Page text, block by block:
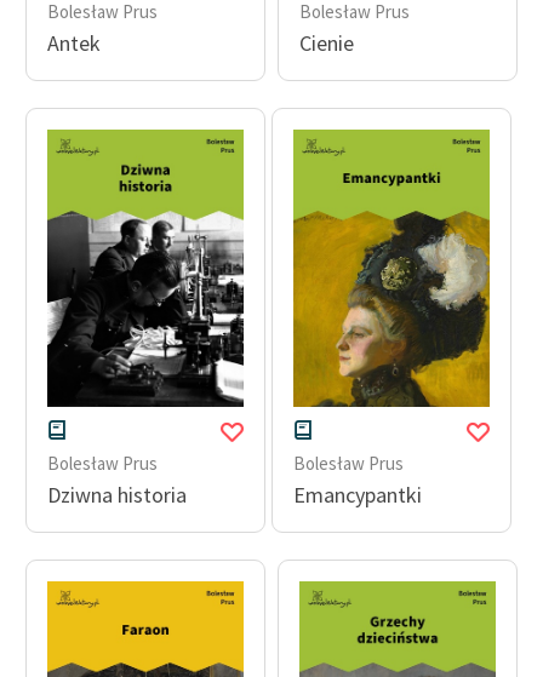
Ręce pełne poezji
do domeny publicznej,
lektur szkolnych oraz
Starego Testamentu
Odkurzamy bohaterów
Szkoła Poezji Wolnych
Lektur
O nas
Kontakt
O projekcie
Zespół
Zasady wykorzystania
Wolnych Lektur
Logotypy
Bolesław Prus
Antek
Bolesław Prus
Cienie
Bolesław Prus
Dziwna historia
Bolesław Prus
Emancypantki